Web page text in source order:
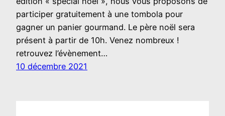
participer gratuitement à une tombola pour
gagner un panier gourmand. Le père noël sera
présent à partir de 10h. Venez nombreux !
retrouvez l’évènement…
10 décembre 2021